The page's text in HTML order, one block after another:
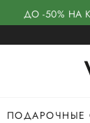
ДО -50% НА
ПОДАРОЧНЫЕ